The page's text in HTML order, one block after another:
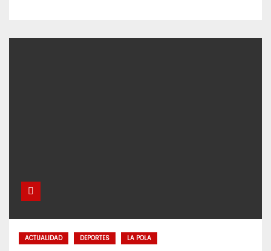
ACTUALIDAD DEPORTES LA POLA